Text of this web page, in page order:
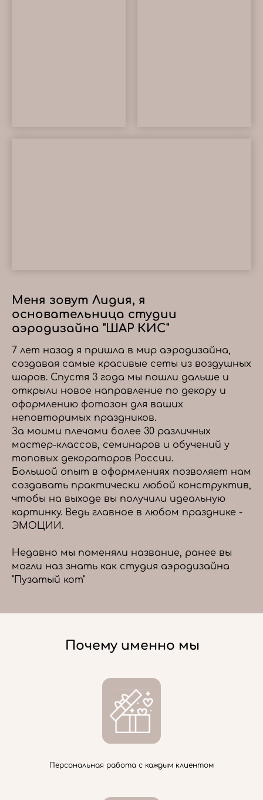
Меня зовут Лидия, я
основательница студии
аэродизайна "ШАР КИС"
7 лет назад я пришла в мир аэродизайна,
создавая самые красивые сеты из воздушных
шаров. Спустя 3 года мы пошли дальше и
открыли новое направление по декору и
оформлению фотозон для ваших
неповторимых праздников.
За моими плечами более 30 различных
мастер-классов, семинаров и обучений у
топовых декораторов России.
Большой опыт в оформлениях позволяет нам
создавать практически любой конструктив,
чтобы на выходе вы получили идеальную
картинку. Ведь главное в любом празднике -
ЭМОЦИИ.
Недавно мы поменяли название, ранее вы
могли наз знать как студия аэродизайна
"Пузатый кот"
Почему именно мы
Персональная работа с каждым клиентом